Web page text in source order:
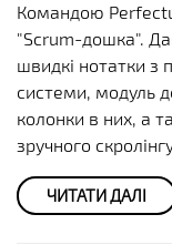
Командою
"Scrum-дошка".
швидкі нотатки з
системи, модуль
колонки в них, а
зручного
ЧИТАТИ ДАЛІ